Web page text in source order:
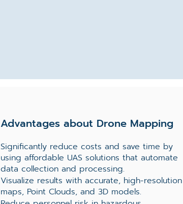
Advantages about Drone Mapping
Significantly reduce costs and save time by
using affordable UAS solutions that automate
data collection and processing.
Visualize results with accurate, high-resolution
maps, Point Clouds, and 3D models.